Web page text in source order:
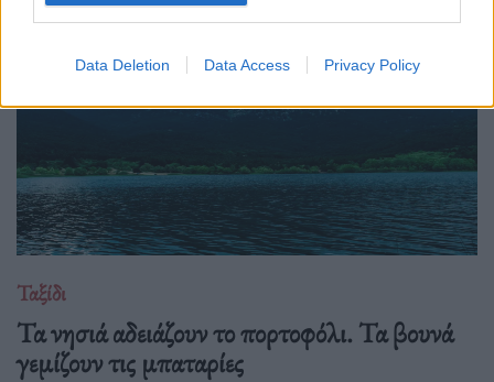
Data Deletion Data Access Privacy Policy
Ταξίδι
Τα νησιά αδειάζουν το πορτοφόλι. Τα βουνά
γεμίζουν τις μπαταρίες